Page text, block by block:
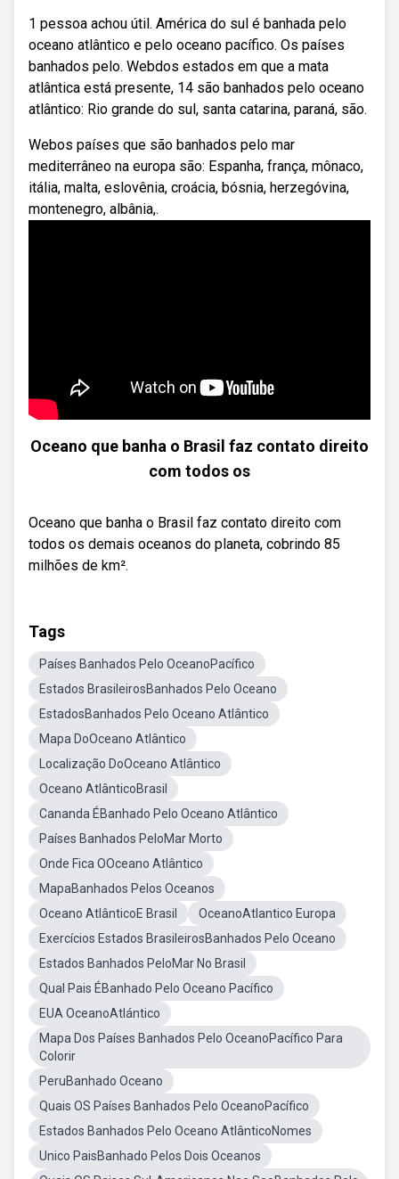
1 pessoa achou útil. América do sul é banhada pelo
oceano atlântico e pelo oceano pacífico. Os países
banhados pelo. Webdos estados em que a mata
atlântica está presente, 14 são banhados pelo oceano
atlântico: Rio grande do sul, santa catarina, paraná, são.
Webos países que são banhados pelo mar
mediterrâneo na europa são: Espanha, frança, mônaco,
itália, malta, eslovênia, croácia, bósnia, herzegóvina,
montenegro, albânia,.
Oceano que banha o Brasil faz contato direito
com todos os
Oceano que banha o Brasil faz contato direito com
todos os demais oceanos do planeta, cobrindo 85
milhões de km².
Tags
Países Banhados Pelo OceanoPacífico
Estados BrasileirosBanhados Pelo Oceano
EstadosBanhados Pelo Oceano Atlântico
Mapa DoOceano Atlântico
Localização DoOceano Atlântico
Oceano AtlânticoBrasil
Cananda ÉBanhado Pelo Oceano Atlântico
Países Banhados PeloMar Morto
Onde Fica OOceano Atlântico
MapaBanhados Pelos Oceanos
Oceano AtlânticoE Brasil
OceanoAtlantico Europa
Exercícios Estados BrasileirosBanhados Pelo Oceano
Estados Banhados PeloMar No Brasil
Qual Pais ÉBanhado Pelo Oceano Pacífico
EUA OceanoAtlántico
Mapa Dos Países Banhados Pelo OceanoPacífico Para
Colorir
PeruBanhado Oceano
Quais OS Países Banhados Pelo OceanoPacífico
Estados Banhados Pelo Oceano AtlânticoNomes
Unico PaisBanhado Pelos Dois Oceanos